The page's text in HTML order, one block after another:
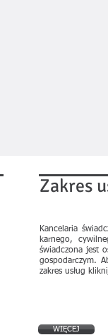
Zakres
Kancelaria
karnego,
świadczona jest
gospodarczym.
zakres usług
WIĘCEJ